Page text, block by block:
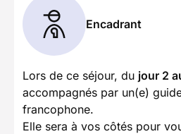
Encadrant
Lors de ce séjour, du jour 2
accompagnés par un(e)
francophone.
Elle sera à vos côtés pour